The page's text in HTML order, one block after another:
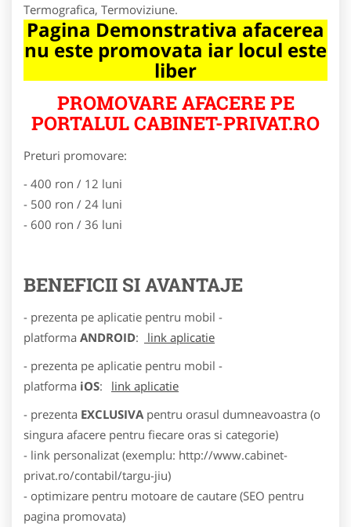
Termografica, Termoviziune.
Pagina Demonstrativa afacerea
nu este promovata iar locul este
liber
PROMOVARE AFACERE PE
PORTALUL CABINET-PRIVAT.RO
Preturi promovare:
- 400 ron / 12 luni
- 500 ron / 24 luni
- 600 ron / 36 luni
BENEFICII SI AVANTAJE
- prezenta pe aplicatie pentru mobil -
platforma ANDROID:
link aplicatie
- prezenta pe aplicatie pentru mobil -
platforma iOS:
link aplicatie
- prezenta EXCLUSIVA pentru orasul dumneavoastra (o
singura afacere pentru fiecare oras si categorie)
- link personalizat (exemplu: http://www.cabinet-
privat.ro/contabil/targu-jiu)
- optimizare pentru motoare de cautare (SEO pentru
pagina promovata)